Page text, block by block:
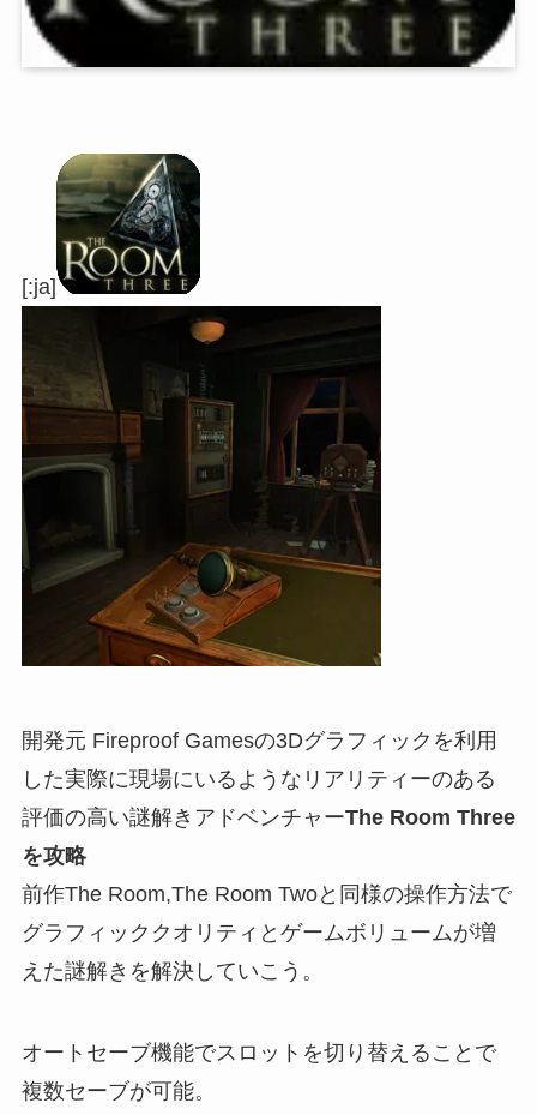
[:ja]
開発元 Fireproof Gamesの3Dグラフィックを利用
した実際に現場にいるようなリアリティーのある
評価の高い謎解きアドベンチャーThe Room Three
を攻略
前作The Room,The Room Twoと同様の操作方法で
グラフィッククオリティとゲームボリュームが増
えた謎解きを解決していこう。
オートセーブ機能でスロットを切り替えることで
複数セーブが可能。